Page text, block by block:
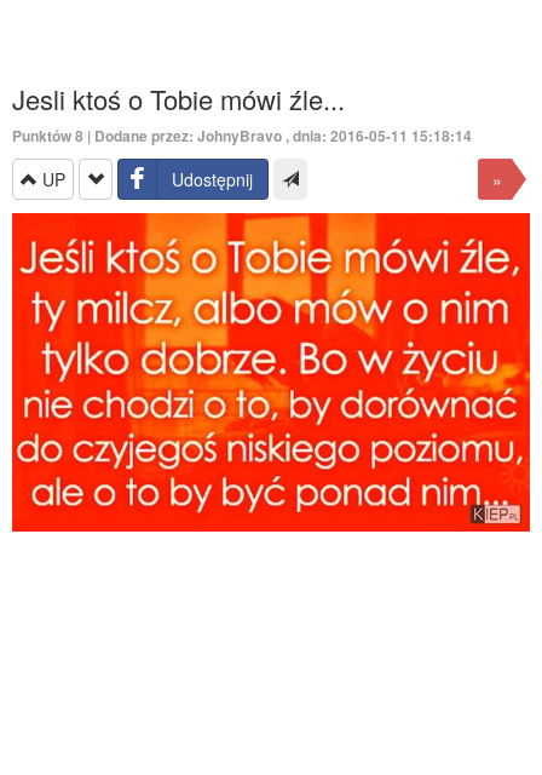
Jesli ktoś o Tobie mówi źle...
Punktów8 | Dodane przez: JohnyBravo, dnia: 2016-05-11 15:18:14
UP Udostępnij »